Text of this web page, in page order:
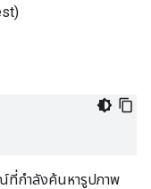
ที่กำลังค้นหารูปภาพ